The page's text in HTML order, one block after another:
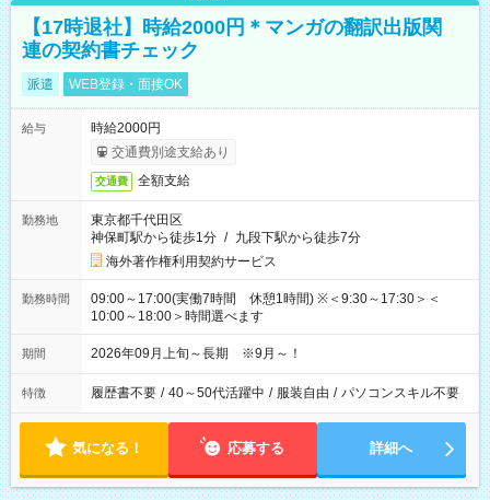
【17時退社】時給2000円＊マンガの翻訳出版関
連の契約書チェック
派遣 WEB登録・面接OK
給与
時給2000円
交通費別途支給あり
交通費 全額支給
勤務地
東京都千代田区
神保町駅から徒歩1分 / 九段下駅から徒歩7分
海外著作権利用契約サービス
勤務時間
09:00～17:00(実働7時間 休憩1時間) ※＜9:30～17:30＞＜
10:00～18:00＞時間選べます
期間 2026年09月上旬～長期 ※9月～！
特徴 履歴書不要 / 40～50代活躍中 / 服装自由 / パソコンスキル不要
気になる！ 応募する 詳細へ